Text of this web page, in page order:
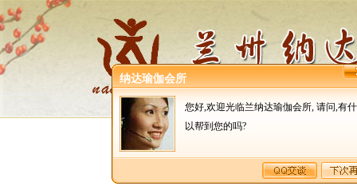
网站首页
纳达瑜伽会所
您好,欢迎光临兰纳达瑜伽会所, 请问,有
以帮到您的吗?